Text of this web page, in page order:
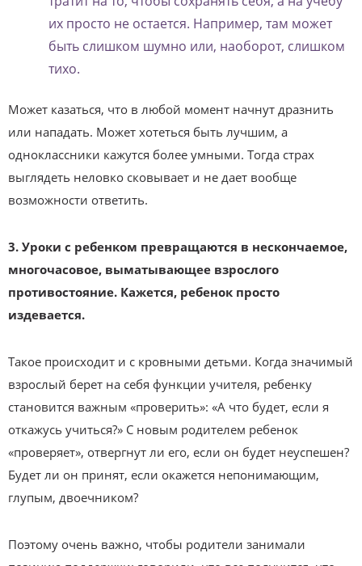
их просто не остается. Например, там может
быть слишком шумно или, наоборот, слишком
тихо.
Может казаться, что в любой момент начнут дразнить
или нападать. Может хотеться быть лучшим, а
одноклассники кажутся более умными. Тогда страх
выглядеть неловко сковывает и не дает вообще
возможности ответить.
3. Уроки с ребенком превращаются в нескончаемое,
многочасовое, выматывающее взрослого
противостояние. Кажется, ребенок просто
издевается.
Такое происходит и с кровными детьми. Когда значимый
взрослый берет на себя функции учителя, ребенку
становится важным «проверить»: «А что будет, если я
откажусь учиться?» С новым родителем ребенок
«проверяет», отвергнут ли его, если он будет неуспешен?
Будет ли он принят, если окажется непонимающим,
глупым, двоечником?
Поэтому очень важно, чтобы родители занимали